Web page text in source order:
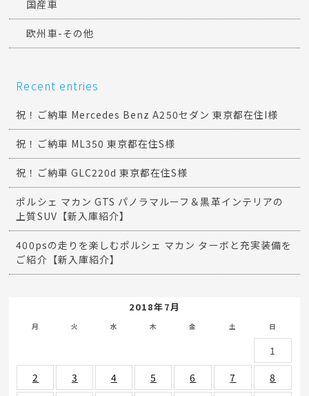
国産車
欧州車-その他
Recent entries
祝！ご納車 Mercedes Benz A250セダン 東京都在住I様
祝！ご納車 ML350 東京都在住S様
祝！ご納車 GLC220d 東京都在住S様
ポルシェ マカン GTS パノラマルーフ＆黒革インテリアの
上質SUV【新入庫紹介】
400psの走りを楽しむポルシェ マカン ターボと充実装備を
ご紹介【新入庫紹介】
2018年7月
月 火 水 木 金 土 日
1
2
3 4 5 6 7
8